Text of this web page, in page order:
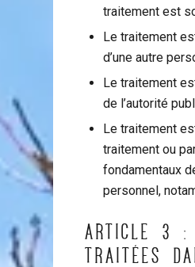
traitement est
Le traitement
d’une autre
Le traitement
de l’autorité
Le traitement
traitement ou
fondamentaux
personnel,
ARTICLE 3 :
TRAITÉES